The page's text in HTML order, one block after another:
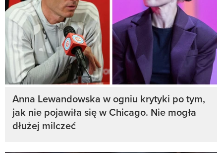
Anna Lewandowska w ogniu krytyki po tym,
jak nie pojawiła się w Chicago. Nie mogła
dłużej milczeć